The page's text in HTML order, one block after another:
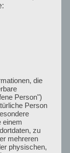
die
Person")
Person
einem
zu
mehreren
physischen,